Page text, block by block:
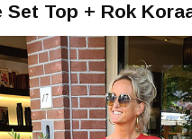
Set Top + Rok